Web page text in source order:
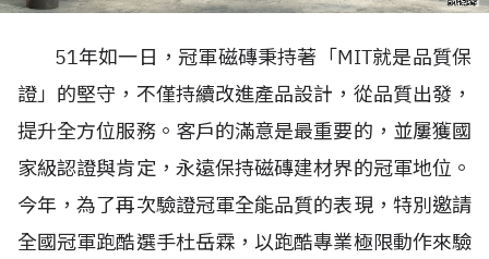
51年如一日，冠軍磁磚秉持著「MIT就是品質保
證」的堅守，不僅持續改進產品設計，從品質出發，
提升全方位服務。客戶的滿意是最重要的，並屢獲國
家級認證與肯定，永遠保持磁磚建材界的冠軍地位。
今年，為了再次驗證冠軍全能品質的表現，特別邀請
全國冠軍跑酷選手杜岳霖，以跑酷專業極限動作來驗